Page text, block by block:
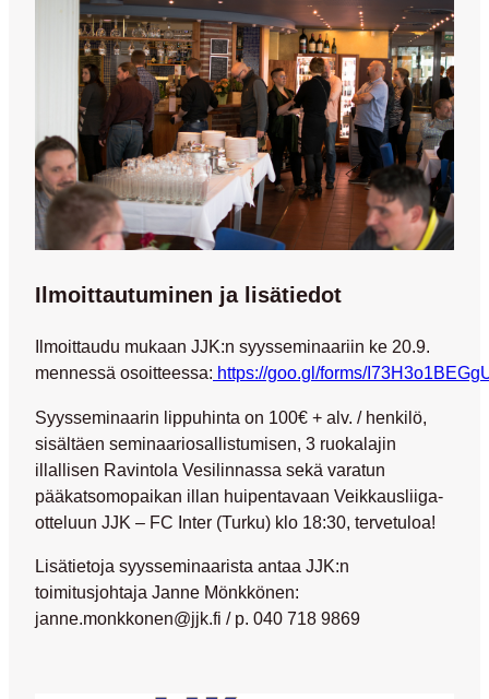
Ilmoittautuminen ja lisätiedot
Ilmoittaudu mukaan JJK:n syysseminaariin ke 20.9.
mennessä osoitteessa: https://goo.gl/forms/
Syysseminaarin lippuhinta on 100€ + alv. / henkilö,
sisältäen seminaariosallistumisen, 3 ruokalajin
illallisen Ravintola Vesilinnassa sekä varatun
pääkatsomopaikan illan huipentavaan Veikkausliiga-
otteluun JJK – FC Inter (Turku) klo 18:30, tervetuloa!
Lisätietoja syysseminaarista antaa JJK:n
toimitusjohtaja Janne Mönkkönen:
janne.monkkonen@jjk.fi / p. 040 718 9869